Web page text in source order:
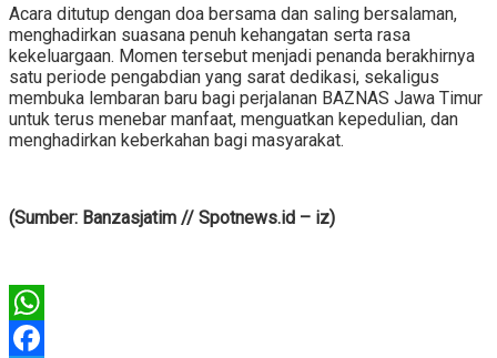
Acara ditutup dengan doa bersama dan saling bersalaman,
menghadirkan suasana penuh kehangatan serta rasa
kekeluargaan. Momen tersebut menjadi penanda berakhirnya
satu periode pengabdian yang sarat dedikasi, sekaligus
membuka lembaran baru bagi perjalanan BAZNAS Jawa Timur
untuk terus menebar manfaat, menguatkan kepedulian, dan
menghadirkan keberkahan bagi masyarakat.
(Sumber: Banzasjatim // Spotnews.id – iz)
WhatsApp